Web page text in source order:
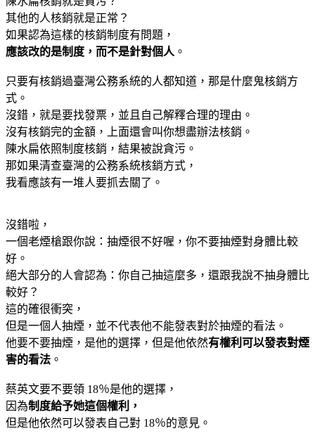
其他的人核銷就是正常？
如果認為這樣的核銷制度有問題，
應該改的是制度，而不是針對個人 。
只要有核銷過臺灣公務系統的人都知道，那是什麼鬼核銷方
式。
沒錯，就是要找發票，並且自己解釋合理的理由。
沒有核銷完的金額，上面還會叫你想盡辦法核銷。
陳水扁依照制度核銷，結果被說貪污。
那如果清查臺灣的公務系統核銷方式，
我看應該有一堆人要抓去關了。
沒錯啦，
一個老煙槍跟你說：抽煙很不好喔，你不要抽煙對身體比較
好。
絕大部分的人會認為：你自己抽這麼多，還跟我說不抽身體比
較好？
這的確很衝突，
但是一個人抽煙，並不代表他不能發表對於抽煙的看法。
他要不要抽煙，是他的選擇，但是他依然有權利可以發表對煙
害的看法 。
蔡英文要不要領 18％是他的選擇，
因為制度給予她這個權利，
但是他依然可以發表自己對 18％的意見。